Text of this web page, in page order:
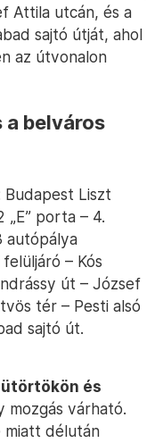
Attila utcán, és a
sajtó útját, ahol
az útvonalon
a belváros
Liszt
porta – 4.
autópálya
– Kós
út – József
tér – Pesti alsó
sajtó út.
és
mozgás várható.
miatt délután